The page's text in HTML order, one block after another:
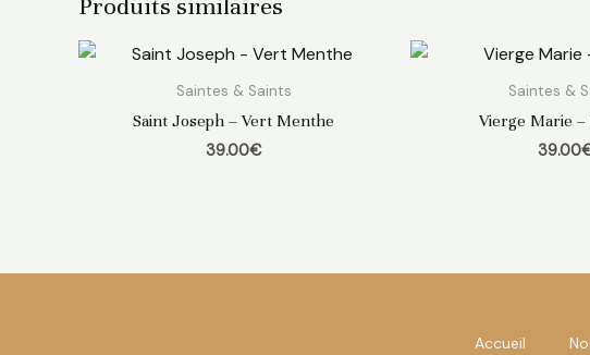
Produits similaires
Saintes & Saints
Saint Joseph – Vert Menthe
39.00€
Saintes &
Vierge Marie –
39.00
Accueil